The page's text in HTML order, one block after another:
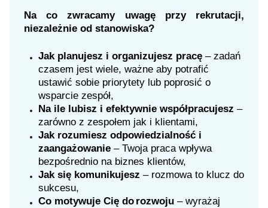
Na co zwracamy uwagę przy rekrutacji,
niezależnie od stanowiska?
Jak planujesz i organizujesz pracę – zadań
czasem jest wiele, ważne aby potrafić
ustawić sobie priorytety lub poprosić o
wsparcie zespół,
Na ile lubisz i efektywnie współpracujesz –
zarówno z zespołem jak i klientami,
Jak rozumiesz odpowiedzialność i
zaangażowanie – Twoja praca wpływa
bezpośrednio na biznes klientów,
Jak się komunikujesz – rozmowa to klucz do
sukcesu,
Co motywuje Cię do rozwoju – wyrażaj